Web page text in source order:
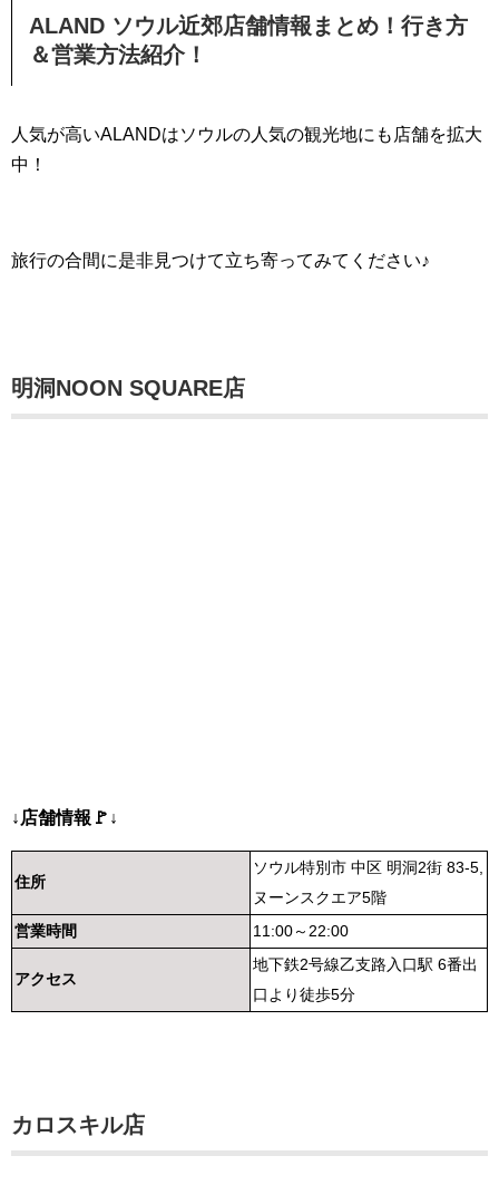
ALAND ソウル近郊店舗情報まとめ！行き方
＆営業方法紹介！
人気が高いALANDはソウルの人気の観光地にも店舗を拡大
中！
旅行の合間に是非見つけて立ち寄ってみてください♪
明洞NOON SQUARE店
↓店舗情報🚩↓
住所
ソウル特別市 中区 明洞2街 83-5,
ヌーンスクエア5階
営業時間
11:00～22:00
アクセス
地下鉄2号線乙支路入口駅 6番出
口より徒歩5分
カロスキル店